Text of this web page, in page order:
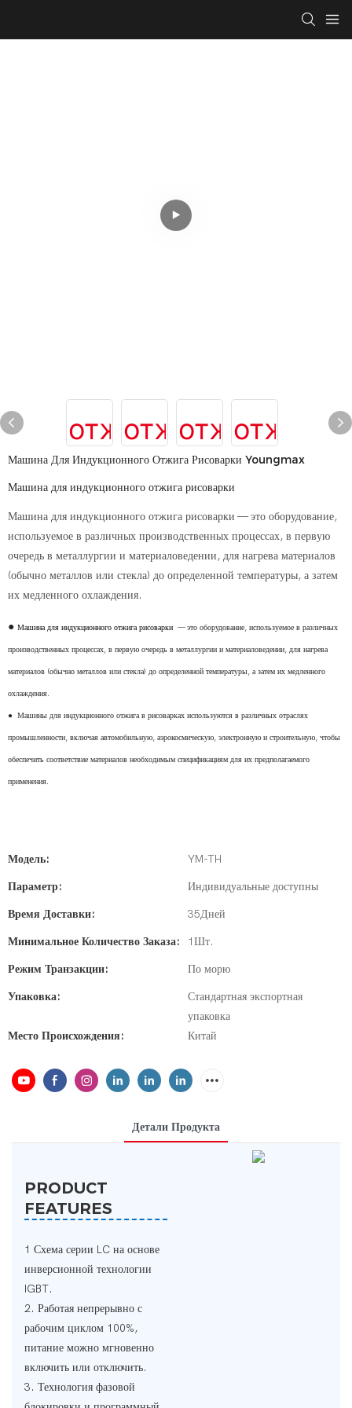
Машина Для Индукционного Отжига Рисоварки Youngmax
Машина для индукционного отжига рисоварки
Машина для индукционного отжига рисоварки — это оборудование,
используемое в различных производственных процессах, в первую
очередь в металлургии и материаловедении, для нагрева материалов
(обычно металлов или стекла) до определенной температуры, а затем
их медленного охлаждения.
● Машина для индукционного отжига рисоварки — это оборудование, используемое в различных
производственных процессах, в первую очередь в металлургии и материаловедении, для нагрева
материалов (обычно металлов или стекла) до определенной температуры, а затем их медленного
охлаждения.
● Машины для индукционного отжига в рисоварках используются в различных отраслях
промышленности, включая автомобильную, аэрокосмическую, электронную и строительную, чтобы
обеспечить соответствие материалов необходимым спецификациям для их предполагаемого
применения.
Модель: YM-TH
Параметр: Индивидуальные доступны
Время Доставки: 35Дней
Минимальное Количество Заказа: 1Шт.
Режим Транзакции: По морю
Упаковка:
Стандартная экспортная
упаковка
Место Происхождения:
Китай
Детали Продукта
PRODUCT
FEATURES
1 Схема серии LC на основе
инверсионной технологии
IGBT.
2. Работая непрерывно с
рабочим циклом 100%,
питание можно мгновенно
включить или отключить.
3. Технология фазовой